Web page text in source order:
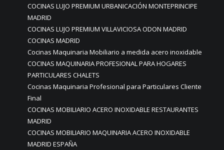
COCINAS LUJO PREMIUM URBANICACIÓN MONTEPRINCIPE
MADRID
COCINAS LUJO PREMIUM VILLAVICIOSA ODON MADRID
COCINAS MADRID
Cocinas Maquinaria Mobiliario a medida acero inoxidable
COCINAS MAQUINARIA PROFESIONAL PARA HOGARES
PARTICULARES CHALETS
Cocinas Maquinaria Profesional para Particulares Cliente
Final
COCINAS MOBILIARIO ACERO INOXIDABLE RESTAURANTES
MADRID
COCINAS MOBILIARIO MAQUINARIA ACERO INOXIDABLE
MADRID ESPAÑA